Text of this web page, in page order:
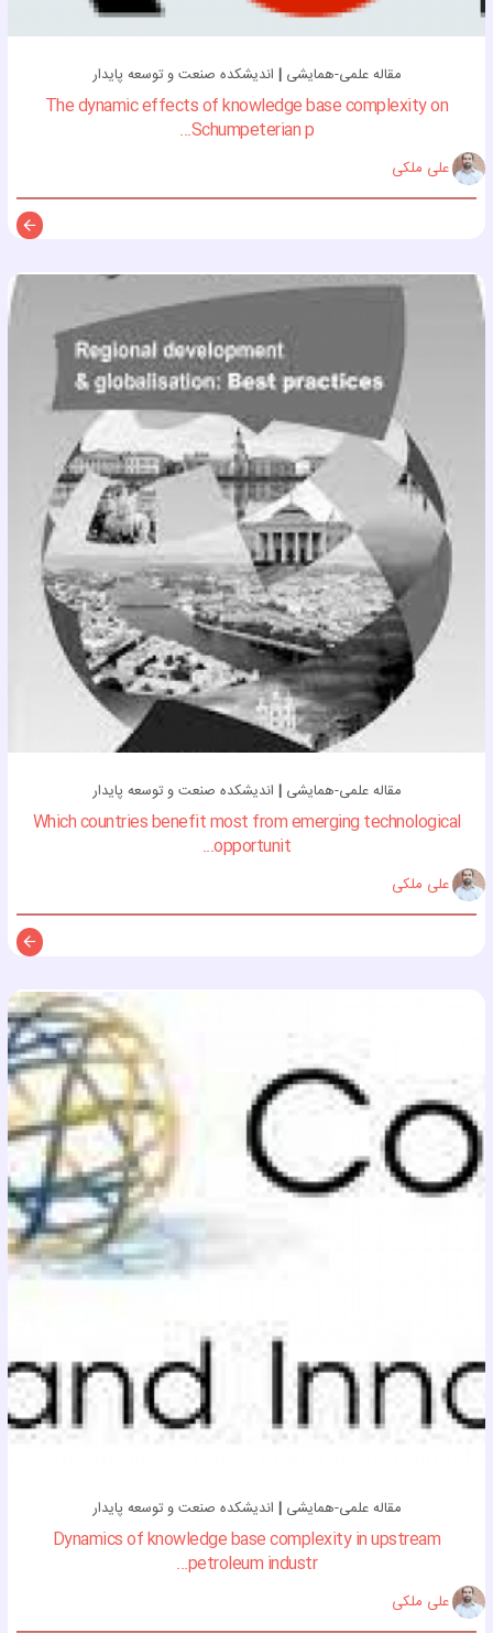
مقاله علمی-همایشی| اندیشکده صنعت و توسعه پایدار
The dynamic effects of knowledge base complexity on
Schumpeterian p...
علی ملکی
مقاله علمی-همایشی| اندیشکده صنعت و توسعه پایدار
Which countries benefit most from emerging technological
opportunit...
علی ملکی
مقاله علمی-همایشی| اندیشکده صنعت و توسعه پایدار
Dynamics of knowledge base complexity in upstream
petroleum industr...
علی ملکی